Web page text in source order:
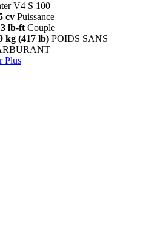
V4 S 100
cv Puissance
lb-ft Couple
kg (417 lb) POIDS SANS
Plus